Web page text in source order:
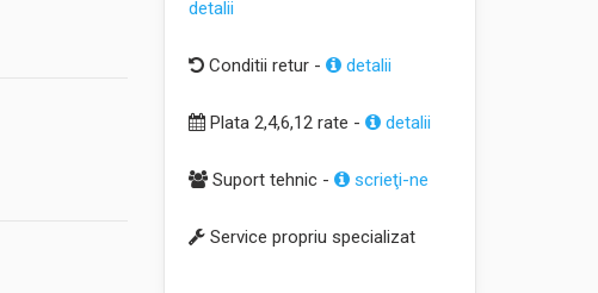
detalii
Conditii retur - detalii
Plata 2,4,6,12 rate - detalii
Suport tehnic - scrieţi-ne
Service propriu specializat